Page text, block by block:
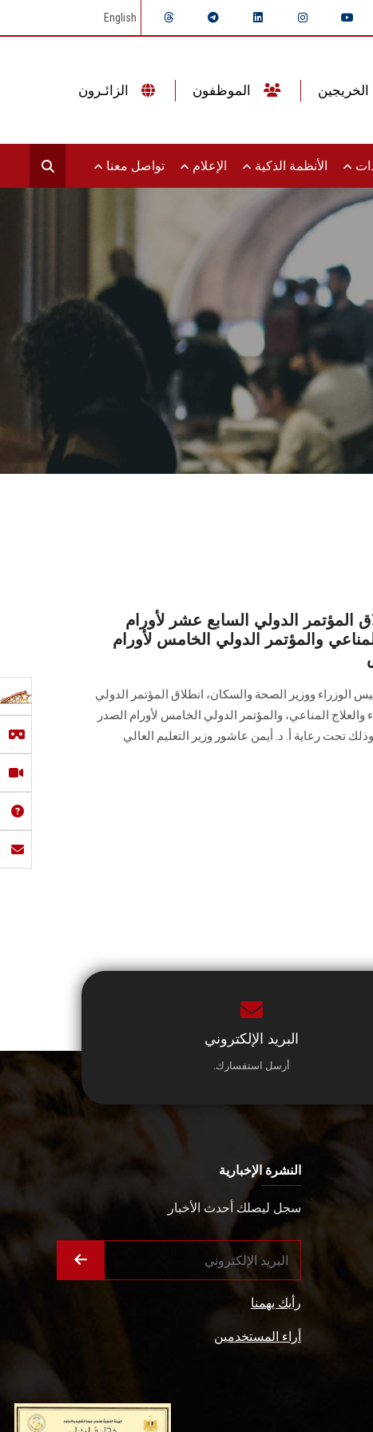
English
الأنظمة الذكية الإعلام تواصل معنا
المؤتمر الدولي السابع عشر لأورام
والمؤتمر الدولي الخامس لأورام
الوزراء ووزير الصحة والسكان، انطلاق ‏المؤتمر الدولي
والعلاج المناعي، والمؤتمر الدولي الخامس ‏لأورام الصدر
تحت رعاية أ. د. أيمن عاشور ‏وزير التعليم العالي
البريد الإلكتروني
أرسل استفسارك.
النشرة الإخبارية
سجل ليصلك أحدث الأخبار
رأيك يهمنا
أراء المستخدمين